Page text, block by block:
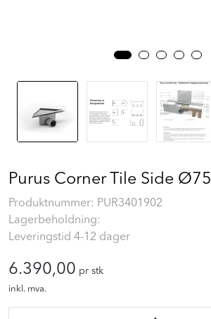
Purus Corner Tile Side Ø75
Produktnummer: PUR3401902
Lagerbeholdning:
Leveringstid 4-12 dager
6.390,00 pr stk
inkl. mva.